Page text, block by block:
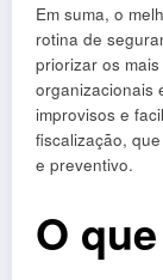
Em suma, o
rotina de
priorizar os
organizacionais
improvisos e
fiscalização,
e preventivo.
O